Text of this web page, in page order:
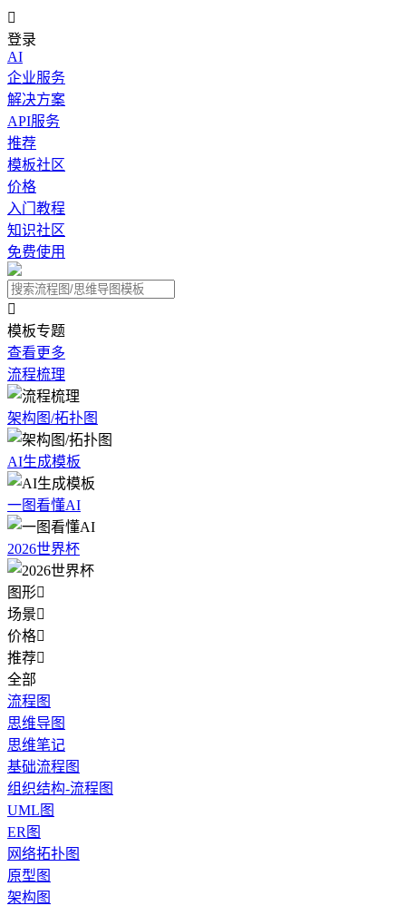

登录
AI
企业服务
解决方案
API服务
推荐
模板社区
价格
入门教程
知识社区
免费使用

模板专题
查看更多
流程梳理
架构图/拓扑图
AI生成模板
一图看懂AI
2026世界杯
图形
场景
价格
推荐
全部
流程图
思维导图
思维笔记
基础流程图
组织结构-流程图
UML图
ER图
网络拓扑图
原型图
架构图